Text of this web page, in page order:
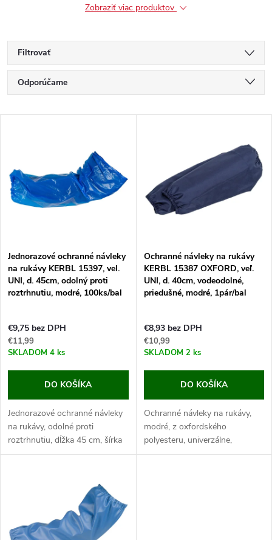
Zobraziť viac produktov
Filtrovať
R
a
e
n
e
p
r
o
u
k
Odporúčame
Abecedne
p
s
p
o
d
u
k
t
v
Jednorazové ochranné návleky
na rukávy KERBL 15397, vel.
UNI, d. 45cm, odolný proti
roztrhnutiu, modré, 100ks/bal
€9,75 bez DPH
€11,99
SKLADOM 4 ks
DO KOŠÍKA
Jednorazové ochranné návleky
na rukávy, odolné proti
roztrhnutiu, dĺžka 45 cm, šírka
20 cm, hrúbka 0,03 mm,
Ochranné návleky na rukávy
KERBL 15387 OXFORD, veľ.
UNI, d. 40cm, vodeodolné,
priedušné, modré, 1pár/bal
€8,93 bez DPH
€10,99
SKLADOM 2 ks
DO KOŠÍKA
Ochranné návleky na rukávy,
modré, z oxfordského
polyesteru, univerzálne,
vodeodolné, priedušné, dĺžka